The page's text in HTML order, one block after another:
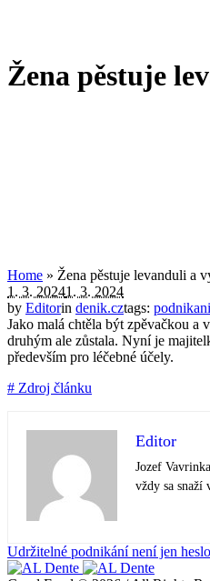
Žena pěstuje
Home » Žena pěstuje levanduli a
1. 3. 20241. 3. 2024
by Editorin denik.cztags: podnikani
Jako malá chtěla být zpěvačkou a
druhým ale zůstala. Nyní je
především pro léčebné účely.
# Zdroj článku
Editor
Jozef
vždy sa snaží
Udržitelné podnikání není jen